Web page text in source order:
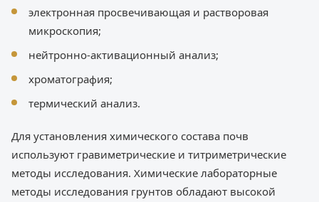
электронная просвечивающая и растворовая
микроскопия;
нейтронно-активационный анализ;
хроматография;
термический анализ.
Для установления химического состава почв
используют гравиметрические и титриметрические
методы исследования. Химические лабораторные
методы исследования грунтов обладают высокой